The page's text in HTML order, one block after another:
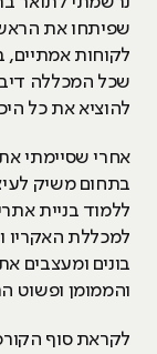
שפיתחו את הראש
שכל המכללה
להוציא את כל
אחרי שסיימתי
בתחום משיק
ללמוד בניית
בונים ומעצבים
והממומן ופשוט